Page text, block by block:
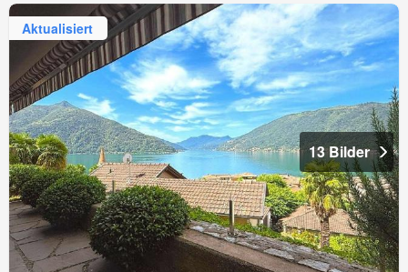
Aktualisiert
13 Bilder